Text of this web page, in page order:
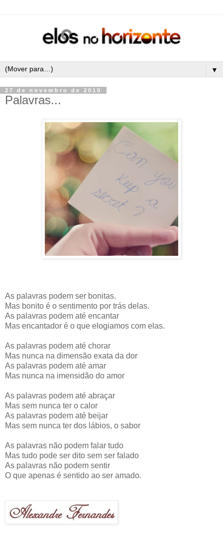
▼
27 de novembro de 2010
Palavras...
As palavras podem ser bonitas.
Mas bonito é o sentimento por trás delas.
As palavras podem até encantar
Mas encantador é o que elogiamos com elas.
As palavras podem até chorar
Mas nunca na dimensão exata da dor
As palavras podem até amar
Mas nunca na imensidão do amor
As palavras podem até abraçar
Mas sem nunca ter o calor
As palavras podem até beijar
Mas sem nunca ter dos lábios, o sabor
As palavras não podem falar tudo
Mas tudo pode ser dito sem ser falado
As palavras não podem sentir
O que apenas é sentido ao ser amado.